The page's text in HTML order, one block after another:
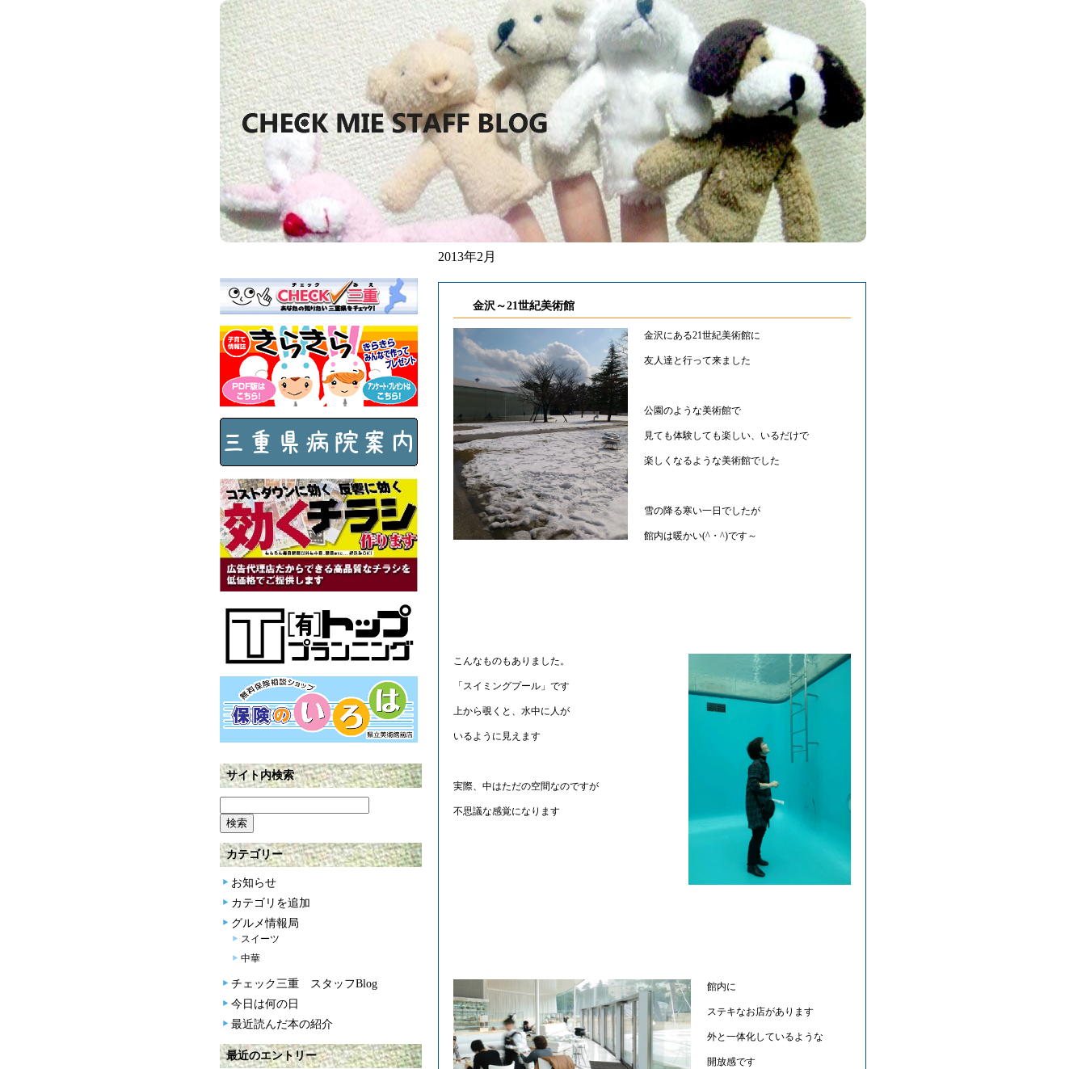
2013年2月
金沢～21世紀美術館
金沢にある21世紀美術館に
友人達と行って来ました
公園のような美術館で
見ても体験しても楽しい、いるだけで
楽しくなるような美術館でした
雪の降る寒い一日でしたが
館内は暖かい(^・^)です～
こんなものもありました。
「スイミングプール」です
上から覗くと、水中に人が
いるように見えます
実際、中はただの空間なのですが
不思議な感覚になります
館内に
ステキなお店があります
外と一体化しているような
開放感です
サイト内検索
カテゴリー
お知らせ
カテゴリを追加
グルメ情報局
スイーツ
中華
チェック三重 スタッフBlog
今日は何の日
最近読んだ本の紹介
最近のエントリー